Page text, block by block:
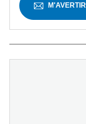
M'AVERTIR